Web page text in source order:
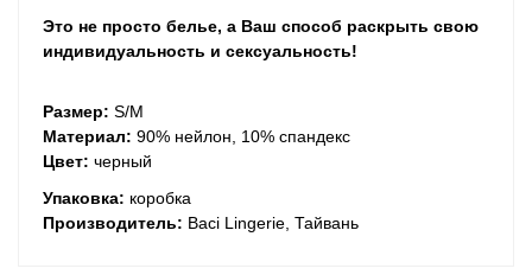
Это не просто белье, а Ваш способ раскрыть свою
индивидуальность и сексуальность!
Размер: S/M
Материал: 90% нейлон, 10% спандекс
Цвет: черный
Упаковка: коробка
Производитель: Baci Lingerie, Тайвань